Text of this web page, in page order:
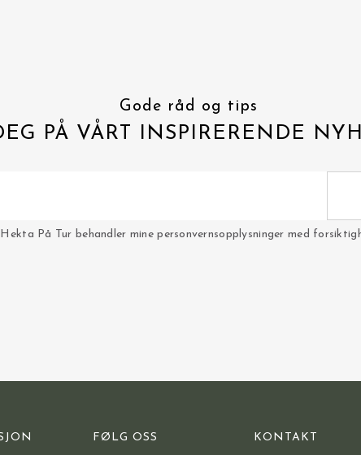
Gode råd og tips
PÅ VÅRT INSPIRERENDE
På Tur behandler mine personvernsopplysninger med
FØLG OSS KONTAKT